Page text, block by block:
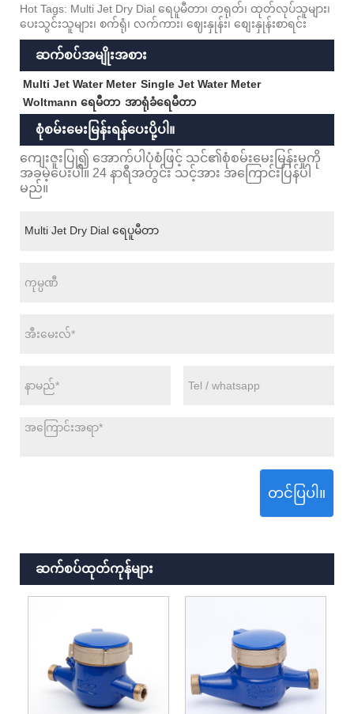
Hot Tags: Multi Jet Dry Dial ရေပူမီတာ၊ တရုတ်၊ ထုတ်လုပ်သူများ၊
ပေးသွင်းသူများ၊ စက်ရုံ၊ လက်ကား၊ ဈေးနှုန်း၊ စျေးနှုန်းစာရင်း
ဆက်စပ်အမျိုးအစား
Multi Jet Water Meter Single Jet Water Meter
Woltmann ရေမီတာ အာရုံခံရေမီတာ
စုံစမ်းမေးမြန်းရန်ပေးပို့ပါ။
ကျေးဇူးပြု၍ အောက်ပါပုံစံဖြင့် သင်၏စုံစမ်းမေးမြန်းမှုကို
အခမဲ့ပေးပါ။ 24 နာရီအတွင်း သင့်အား အကြောင်းပြန်ပါ
မည်။
တင်ပြပါ။
ဆက်စပ်ထုတ်ကုန်များ